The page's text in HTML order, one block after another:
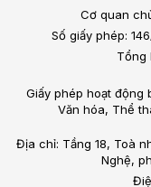
Cơ quan
Số giấy phép:
Tổng
Giấy phép hoạt động
Văn hóa, Thể
Địa chỉ: Tầng 18, Toà
Nghệ,